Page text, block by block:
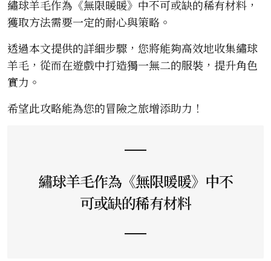
繡球羊毛作為《無限暖暖》中不可或缺的稀有材料，
獲取方法需要一定的耐心與策略。
透過本文提供的詳細步驟，您將能夠高效地收集繡球
羊毛，從而在遊戲中打造獨一無二的服裝，提升角色
實力。
希望此攻略能為您的冒險之旅增添助力！
繡球羊毛作為《無限暖暖》中不
可或缺的稀有材料